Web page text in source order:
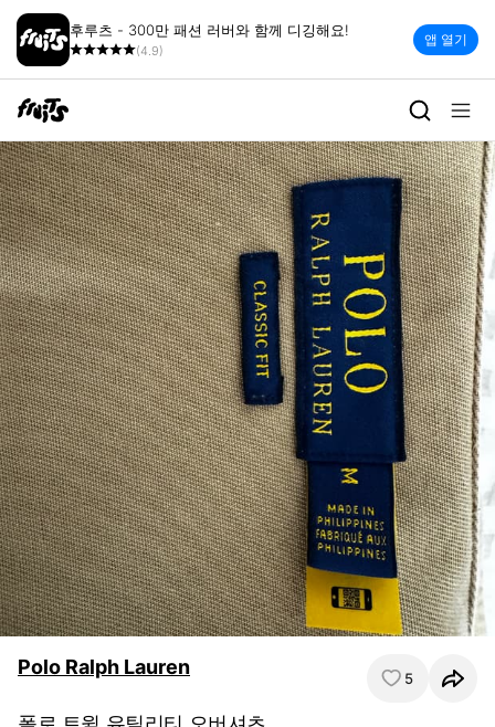
후루츠 - 300만 패션 러버와 함께 디깅해요!
(4.9)
앱 열기
Polo Ralph Lauren 5